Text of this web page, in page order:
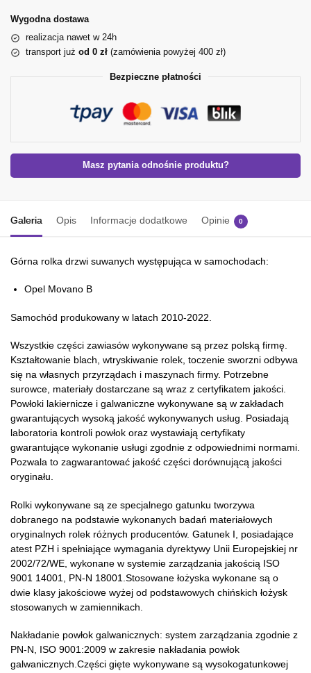
Wygodna dostawa
realizacja nawet w 24h
transport już od 0 zł (zamówienia powyżej 400 zł)
Bezpieczne płatności
Masz pytania odnośnie produktu?
Galeria Opis Informacje dodatkowe Opinie 0
Górna rolka drzwi suwanych występująca w samochodach:
Opel Movano B
Samochód produkowany w latach 2010-2022.
Wszystkie części zawiasów wykonywane są przez polską firmę.
Kształtowanie blach, wtryskiwanie rolek, toczenie sworzni odbywa
się na własnych przyrządach i maszynach firmy. Potrzebne
surowce, materiały dostarczane są wraz z certyfikatem jakości.
Powłoki lakiernicze i galwaniczne wykonywane są w zakładach
gwarantujących wysoką jakość wykonywanych usług. Posiadają
laboratoria kontroli powłok oraz wystawiają certyfikaty
gwarantujące wykonanie usługi zgodnie z odpowiednimi normami.
Pozwala to zagwarantować jakość części dorównującą jakości
oryginału.
Rolki wykonywane są ze specjalnego gatunku tworzywa
dobranego na podstawie wykonanych badań materiałowych
oryginalnych rolek różnych producentów. Gatunek I, posiadające
atest PZH i spełniające wymagania dyrektywy Unii Europejskiej nr
2002/72/WE, wykonane w systemie zarządzania jakością ISO
9001 14001, PN-N 18001.Stosowane łożyska wykonane są o
dwie klasy jakościowe wyżej od podstawowych chińskich łożysk
stosowanych w zamiennikach.
Nakładanie powłok galwanicznych: system zarządzania zgodnie z
PN-N, ISO 9001:2009 w zakresie nakładania powłok
galwanicznych.Części gięte wykonywane są wysokogatunkowej